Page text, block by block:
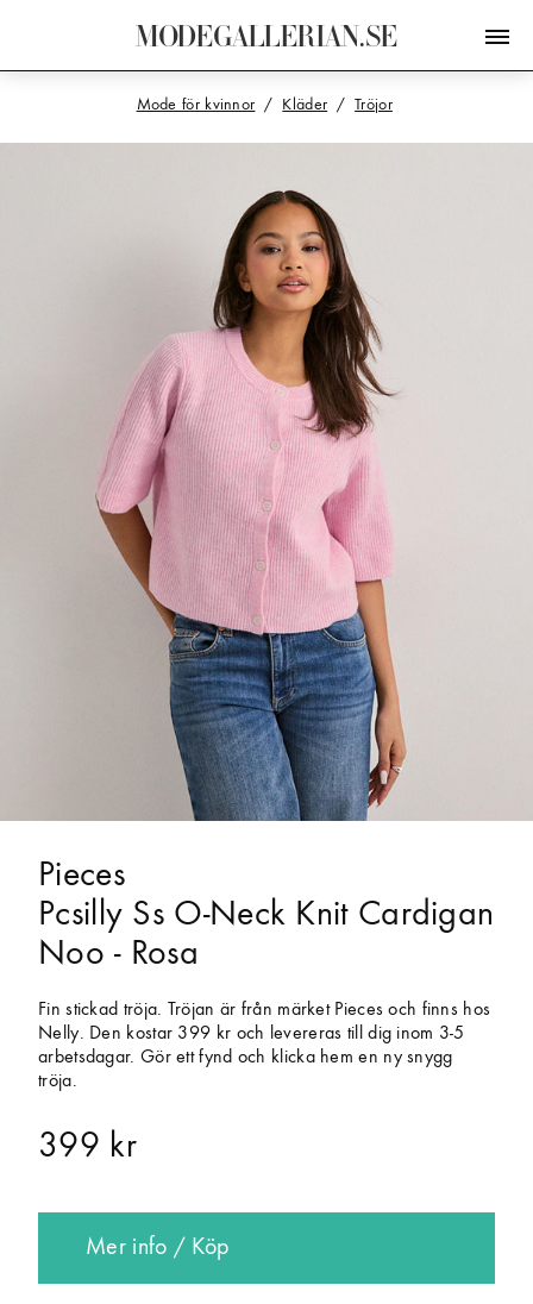
MODEGALLERIAN.SE
Mode för kvinnor Kläder Tröjor
Pieces
Pcsilly Ss O-Neck Knit Cardigan
Noo - Rosa
Fin stickad tröja. Tröjan är från märket Pieces och finns hos
Nelly. Den kostar 399 kr och levereras till dig inom 3-5
arbetsdagar. Gör ett fynd och klicka hem en ny snygg
tröja.
399 kr
Mer info / Köp